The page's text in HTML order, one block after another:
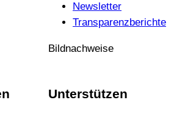
News­letter
Trans­pa­renz­be­richte
Bildnachweise
Unterstützen